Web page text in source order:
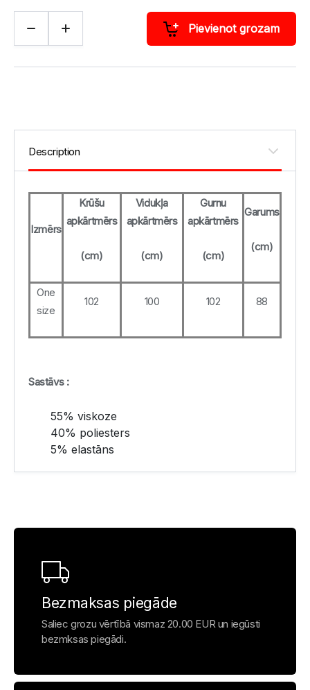
Pievienot grozam
Izmērs
Krūšu
apkārtmērs
(cm)
Vidukļa
apkārtmērs
(cm)
Gurnu
apkārtmērs
(cm)
Garums
(cm)
One
size
102 100 102 88
Sastāvs :
55% viskoze
40% poliesters
5% elastāns
Bezmaksas piegāde
Saliec grozu vērtībā vismaz 20.00 EUR un iegūsti
bezmksas piegādi.